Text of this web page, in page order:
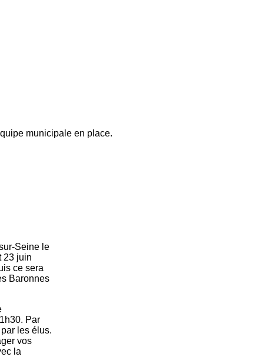
municipale en place.
Seine le
23 juin
ce sera
Baronnes
Par
les élus.
vos
la